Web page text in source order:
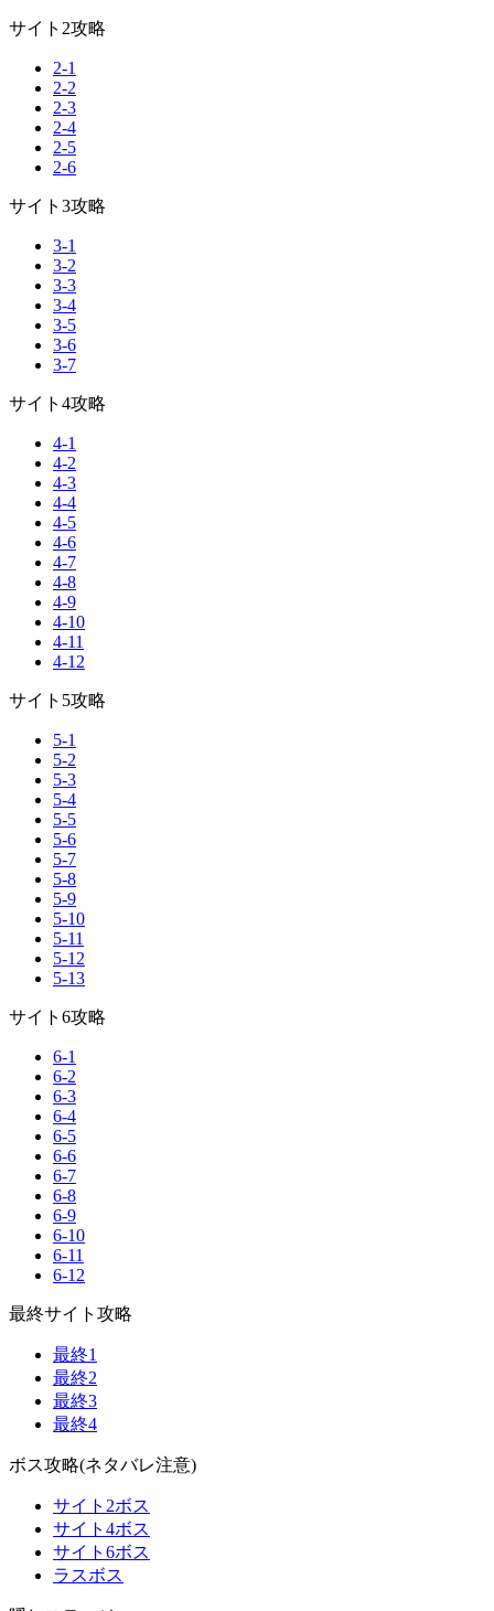
サイト2攻略
2-1
2-2
2-3
2-4
2-5
2-6
サイト3攻略
3-1
3-2
3-3
3-4
3-5
3-6
3-7
サイト4攻略
4-1
4-2
4-3
4-4
4-5
4-6
4-7
4-8
4-9
4-10
4-11
4-12
サイト5攻略
5-1
5-2
5-3
5-4
5-5
5-6
5-7
5-8
5-9
5-10
5-11
5-12
5-13
サイト6攻略
6-1
6-2
6-3
6-4
6-5
6-6
6-7
6-8
6-9
6-10
6-11
6-12
最終サイト攻略
最終1
最終2
最終3
最終4
ボス攻略(ネタバレ注意)
サイト2ボス
サイト4ボス
サイト6ボス
ラスボス